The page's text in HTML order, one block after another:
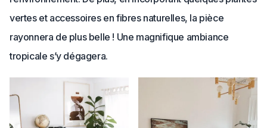
vertes et accessoires en fibres naturelles, la pièce
rayonnera de plus belle ! Une magnifique ambiance
tropicale s’y dégagera.